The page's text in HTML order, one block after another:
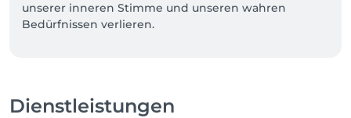
unserer inneren Stimme und unseren wahren
Bedürfnissen verlieren.
Dienstleistungen